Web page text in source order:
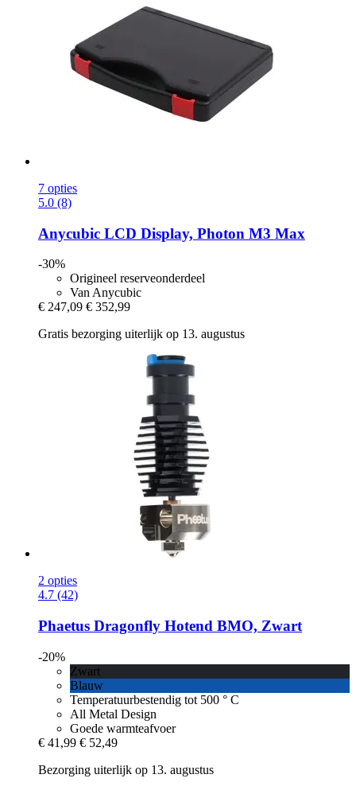
7 opties
5.0 (8)
Anycubic LCD Display, Photon M3 Max
-30%
Origineel reserveonderdeel
Van Anycubic
€ 247,09 € 352,99
Gratis bezorging uiterlijk op 13. augustus
2 opties
4.7 (42)
Phaetus Dragonfly Hotend BMO, Zwart
-20%
Zwart
Blauw
Temperatuurbestendig tot 500 ° C
All Metal Design
Goede warmteafvoer
€ 41,99 € 52,49
Bezorging uiterlijk op 13. augustus